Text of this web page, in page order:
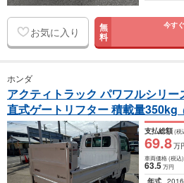
お気に入り 無
料
今す
ホンダ
アクティトラック パワフルシリ
直式ゲートリフター 積載量350kg
支払総額(税
69.8万
車両価格(税込)
63.5万円
年式 2016